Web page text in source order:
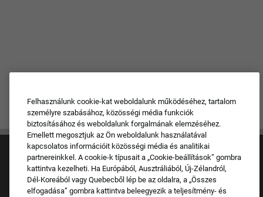
Felhasználunk cookie-kat weboldalunk működéséhez, tartalom
személyre szabásához, közösségi média funkciók
biztosításához és weboldalunk forgalmának elemzéséhez.
Emellett megosztjuk az Ön weboldalunk használatával
kapcsolatos információit közösségi média és analitikai
partnereinkkel. A cookie-k típusait a „Cookie-beállítások” gombra
kattintva kezelheti. Ha Európából, Ausztráliából, Új-Zélandról,
Dél-Koreából vagy Quebecből lép be az oldalra, a „Összes
elfogadása” gombra kattintva beleegyezik a teljesítmény- és